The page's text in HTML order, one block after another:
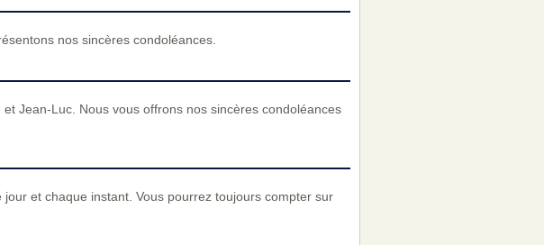
nos sincères condoléances.
Jean-Luc. Nous vous offrons nos sincères condoléances
et chaque instant. Vous pourrez toujours compter sur